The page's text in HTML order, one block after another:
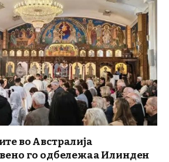
во Австралија
го одбележаа Илинден